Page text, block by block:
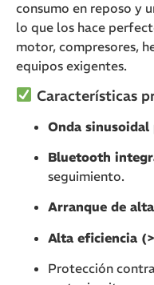
consumo en reposo y
lo que los hace
motor, compresores,
equipos exigentes.
Características
Onda sinusoidal
Bluetooth
seguimiento.
Arranque de
Alta eficiencia
Protección